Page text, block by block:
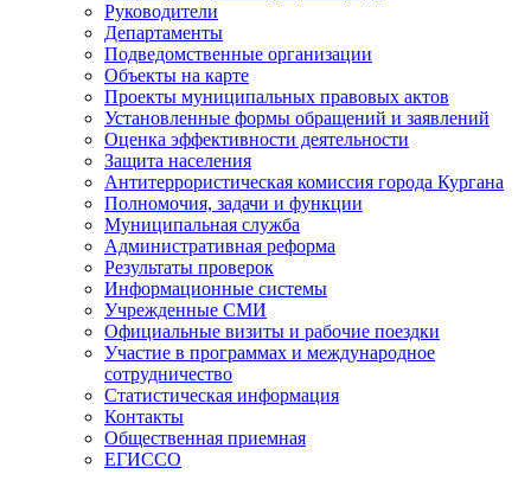
Руководители
Департаменты
Подведомственные организации
Объекты на карте
Проекты муниципальных правовых актов
Установленные формы обращений и заявлений
Оценка эффективности деятельности
Защита населения
Антитеррористическая комиссия города Кургана
Полномочия, задачи и функции
Муниципальная служба
Административная реформа
Результаты проверок
Информационные системы
Учрежденные СМИ
Официальные визиты и рабочие поездки
Участие в программах и международное
сотрудничество
Статистическая информация
Контакты
Общественная приемная
ЕГИССО